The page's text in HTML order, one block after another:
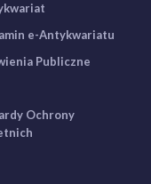
e-Antykwariatu
Publiczne
Ochrony